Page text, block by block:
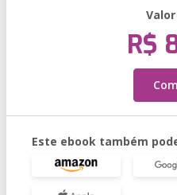
R$
Este ebook também